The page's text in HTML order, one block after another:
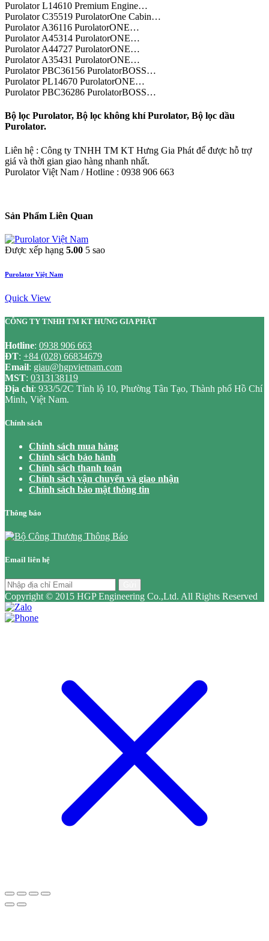
Purolator L14610 Premium Engine…
Purolator C35519 PurolatorOne Cabin…
Purolator A36116 PurolatorONE…
Purolator A45314 PurolatorONE…
Purolator A44727 PurolatorONE…
Purolator A35431 PurolatorONE…
Purolator PBC36156 PurolatorBOSS…
Purolator PL14670 PurolatorONE…
Purolator PBC36286 PurolatorBOSS…
Bộ lọc Purolator, Bộ lọc không khí Purolator, Bộ lọc dầu
Purolator.
Liên hệ : Công ty TNHH TM KT Hưng Gia Phát để được hỗ trợ
giá và thời gian giao hàng nhanh nhất.
Purolator Việt Nam / Hotline : 0938 906 663
Sản Phẩm Liên Quan
Được xếp hạng 5.00 5 sao
Purolator Việt Nam
Quick View
CÔNG TY TNHH TM KT HƯNG GIA PHÁT
Hotline: 0938 906 663
ĐT: +84 (028) 66834679
Email: giau@hgpvietnam.com
MST: 0313138119
Địa chỉ: 933/5/2C Tỉnh lộ 10, Phường Tân Tạo, Thành phố Hồ Chí
Minh, Việt Nam.
Chính sách
Chính sách mua hàng
Chính sách bảo hành
Chính sách thanh toán
Chính sách vận chuyển và giao nhận
Chính sách bảo mật thông tin
Thông báo
Email liên hệ
Copyright © 2015 HGP Engineering Co.,Ltd. All Rights Reserved